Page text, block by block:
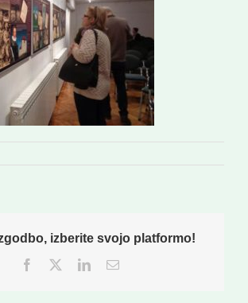
glasilo
izberite svojo platformo!
Facebook
TwitterLinkedInEmail